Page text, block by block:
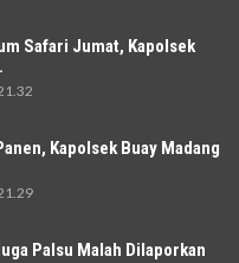
Safari Jumat, Kapolsek
Kapolsek Buay Madang
Palsu Malah Dilaporkan